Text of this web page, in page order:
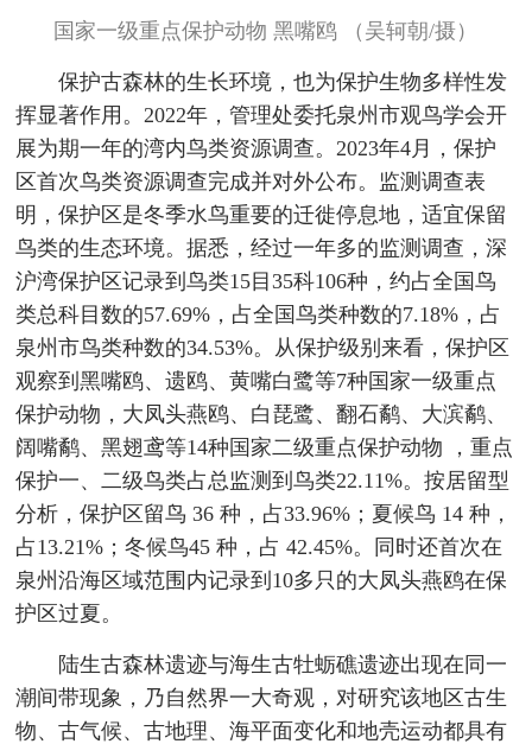
国家一级重点保护动物 黑嘴鸥 （吴轲朝/摄）
保护古森林的生长环境，也为保护生物多样性发
挥显著作用。2022年，管理处委托泉州市观鸟学会开
展为期一年的湾内鸟类资源调查。2023年4月，保护
区首次鸟类资源调查完成并对外公布。监测调查表
明，保护区是冬季水鸟重要的迁徙停息地，适宜保留
鸟类的生态环境。据悉，经过一年多的监测调查，深
沪湾保护区记录到鸟类15目35科106种，约占全国鸟
类总科目数的57.69%，占全国鸟类种数的7.18%，占
泉州市鸟类种数的34.53%。从保护级别来看，保护区
观察到黑嘴鸥、遗鸥、黄嘴白鹭等7种国家一级重点
保护动物，大凤头燕鸥、白琵鹭、翻石鹬、大滨鹬、
阔嘴鹬、黑翅鸢等14种国家二级重点保护动物 ，重点
保护一、二级鸟类占总监测到鸟类22.11%。按居留型
分析，保护区留鸟 36 种，占33.96%；夏候鸟 14 种，
占13.21%；冬候鸟45 种，占 42.45%。同时还首次在
泉州沿海区域范围内记录到10多只的大凤头燕鸥在保
护区过夏。
陆生古森林遗迹与海生古牡蛎礁遗迹出现在同一
潮间带现象，乃自然界一大奇观，对研究该地区古生
物、古气候、古地理、海平面变化和地壳运动都具有